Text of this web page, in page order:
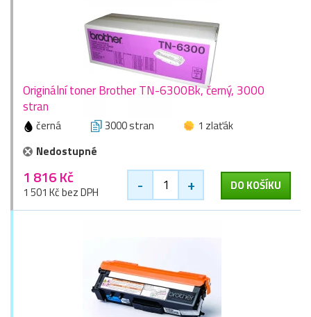
Originální toner Brother TN-6300Bk, černý, 3000
stran
černá 3000 stran
1 zlaťák
Nedostupné
1 816 Kč
1 501 Kč bez DPH - + DO KOŠÍKU